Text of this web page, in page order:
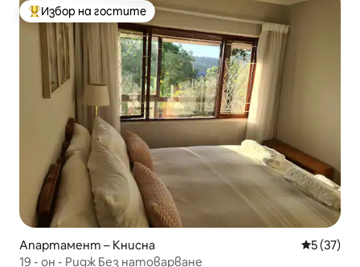
Най-популярен избор на гостите
Избор на гостите
Апартамент – Книсна Средна
5 (37)
19 - он - Ридж Без натоварване